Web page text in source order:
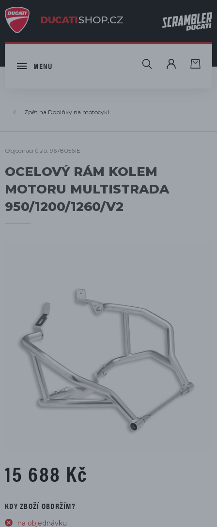
MENU HLEDAT
Doplňky na motocykl
Objednací číslo: 96780561E
OCELOVÝ RÁM KOLEM
MOTORU MULTISTRADA
950/1200/1260/V2
15 688 Kč
KDY ZBOŽÍ OBDRŽÍM?
na objednávku